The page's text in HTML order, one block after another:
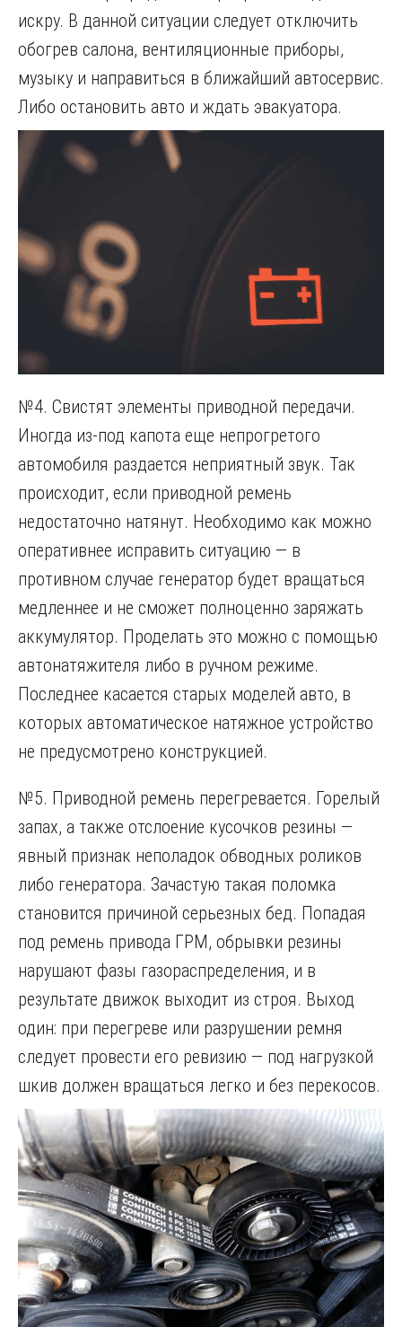
искру. В данной ситуации следует отключить
обогрев салона, вентиляционные приборы,
музыку и направиться в ближайший автосервис.
Либо остановить авто и ждать эвакуатора.
№4. Свистят элементы приводной передачи.
Иногда из-под капота еще непрогретого
автомобиля раздается неприятный звук. Так
происходит, если приводной ремень
недостаточно натянут. Необходимо как можно
оперативнее исправить ситуацию — в
противном случае генератор будет вращаться
медленнее и не сможет полноценно заряжать
аккумулятор. Проделать это можно с помощью
автонатяжителя либо в ручном режиме.
Последнее касается старых моделей авто, в
которых автоматическое натяжное устройство
не предусмотрено конструкцией.
№5. Приводной ремень перегревается. Горелый
запах, а также отслоение кусочков резины —
явный признак неполадок обводных роликов
либо генератора. Зачастую такая поломка
становится причиной серьезных бед. Попадая
под ремень привода ГРМ, обрывки резины
нарушают фазы газораспределения, и в
результате движок выходит из строя. Выход
один: при перегреве или разрушении ремня
следует провести его ревизию — под нагрузкой
шкив должен вращаться легко и без перекосов.